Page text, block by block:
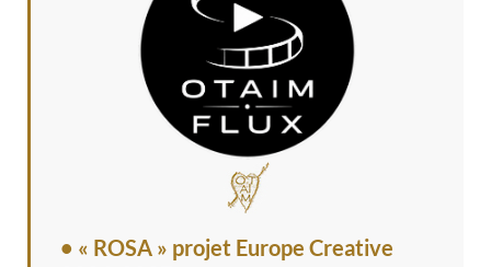
• « ROSA » projet Europe Creative